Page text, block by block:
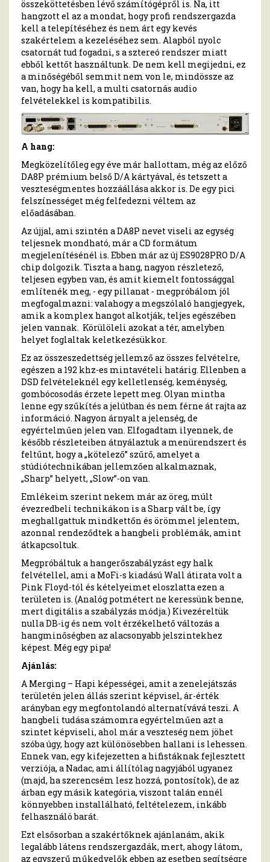
összeköttetésben lévő számítógépről is. Na, itt
hangzott el az a mondat, hogy profi rendszergazda
kell a telepítéséhez és nem árt egy kevés
szakértelem a kezeléséhez sem. Alapból nyolc
csatornát tud fogadni, s a sztereó rendszer miatt
ebből kettőt használtunk. De nem kell megijedni, ez
a minőségéből semmit nem von le, mindössze az
van, hogy ha kell, a multi csatornás audio
felvételekkel is kompatibilis.
A hang:
Megközelítőleg egy éve már hallottam, még az előző
DA8P prémium belső D/A kártyával, és tetszett a
veszteségmentes hozzáállása akkor is. De egy pici
felszínességet még felfedezni véltem az
előadásában.
Az újjal, ami szintén a DA8P nevet viseli az egység
teljesnek mondható, már a CD formátum
megjelenítésénél is. Ebben már az új ES9028PRO D/A
chip dolgozik. Tiszta a hang, nagyon részletező,
teljesen egyben van, és amit kiemelt fontossággal
említenék meg, - egy pillanat - megpróbálom jól
megfogalmazni: valahogy a megszólaló hangjegyek,
amik a komplex hangot alkotják, teljes egészében
jelen vannak. Körülöleli azokat a tér, amelyben
helyet foglaltak keletkezésükkor.
Ez az összeszedettség jellemző az összes felvételre,
egészen a 192 khz-es mintavételi határig. Ellenben a
DSD felvételeknél egy kelletlenség, keménység,
gombócosodás érzete lepett meg. Olyan mintha
lenne egy szűkítés a jelútban és nem férne át rajta az
információ. Nagyon árnyalt a jelenség, de
egyértelműen jelen van. Elfogadtam ilyennek, de
később részleteiben átnyálaztuk a menürendszert és
feltűnt, hogy a „kötelező” szűrő, amelyet a
stúdiótechnikában jellemzően alkalmaznak,
„Sharp” helyett, „Slow”-on van.
Emlékeim szerint nekem már az öreg, múlt
évezredbeli technikákon is a Sharp vált be, így
meghallgattuk mindkettőn és örömmel jelentem,
azonnal rendeződtek a hangbeli problémák, amint
átkapcsoltuk.
Megpróbáltuk a hangerőszabályzást egy halk
felvétellel, ami a MoFi-s kiadású Wall átirata volt a
Pink Floyd-tól és kételyeimet eloszlatta ezen a
területen is. (Analóg potmétert ne keressünk benne,
mert digitális a szabályzás módja.) Kivezéreltük
nulla DB-ig és nem volt érzékelhető változás a
hangminőségben az alacsonyabb jelszintekhez
képest. Még egy pipa!
Ajánlás:
A Merging – Hapi képességei, amit a zenelejátszás
területén jelen állás szerint képvisel, ár-érték
arányban egy megfontolandó alternatívává teszi. A
hangbeli tudása számomra egyértelműen azt a
szintet képviseli, ahol már a veszteség nem jöhet
szóba úgy, hogy azt különösebben hallani is lehessen.
Ennek van, egy kifejezetten a hifistáknak fejlesztett
verziója, a Nadac, ami állítólag nagyjából ugyanez
(majd, ha szerencsém lesz hozzá, pontosítok), de az
árban egy másik kategória, viszont talán ennél
könnyebben installálható, feltételezem, inkább
felhasználó barát.
Ezt elsősorban a szakértőknek ajánlanám, akik
legalább látens rendszergazdák, mert, ahogy látom,
az egyszerű műkedvelők ebben az esetben segítségre